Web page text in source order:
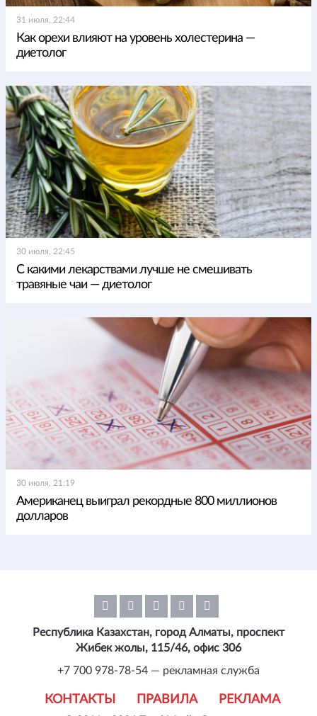
31 июля, 22:44
Как орехи влияют на уровень холестерина —
диетолог
30 июля, 22:45
С какими лекарствами лучше не смешивать
травяные чаи — диетолог
30 июля, 21:19
Американец выиграл рекордные 800 миллионов
долларов
КОНТАКТЫ ПРАВИЛА РЕКЛАМА
Республика Казахстан, город Алматы, проспект
Жибек жолы, 115/46, офис 306
+7 700 978-78-54 — рекламная служба